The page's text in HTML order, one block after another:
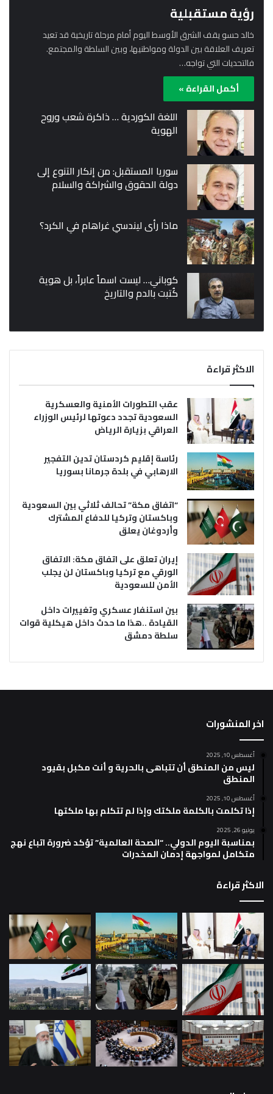
رؤية مستقبلية
خالد حسو يقف الشرق الأوسط اليوم أمام مرحلة تاريخية قد تعيد
تعريف العلاقة بين الدولة ومواطنيها، وبين السلطة والمجتمع.
فالتحديات التي تواجه…
أكمل القراءة »
اللغة الكوردية … ذاكرة شعب وروح
الهوية
سوريا المستقبل: من إنكار التنوع إلى
دولة الحقوق والشراكة والسلام
ماذا رأى ليندسي غراهام في الكرد؟
كوباني… ليست اسماً عابراً، بل هوية
كُتبت بالدم والتاريخ
الاكثر قراءة
عقب التطورات الأمنية والعسكرية
السعودية تجدد دعوتها لرئيس الوزراء
العراقي بزيارة الرياض
رئاسة إقليم كردستان تدين التفجير
الارهابي في بلدة جرمانا بسوريا
“اتفاق مكة” تحالف ثلاثي بين السعودية
وباكستان وتركيا للدفاع المشترك
وأردوغان يعلق
إيران تعلق على اتفاق مكة: الاتفاق
الورقي مع تركيا وباكستان لن يجلب
الأمن للسعودية
بين استنفار عسكري وتغييرات داخل
القيادة ..هذا ما حدث داخل هيكلية قوات
سلطة دمشق
اخر المنشورات
أغسطس 10, 2025
ليس من المنطق أن تتباهى بالحرية و أنت مكبل بقيود
المنطق
أغسطس 10, 2025
إذا تكلمت بالكلمة ملكتك وإذا لم تتكلم بها ملكتها
يونيو 26, 2025
بمناسبة اليوم الدولي.. “الصحة العالمية” تؤكد ضرورة اتباع نهج
متكامل لمواجهة إدمان المخدرات
الاكثر قراءة